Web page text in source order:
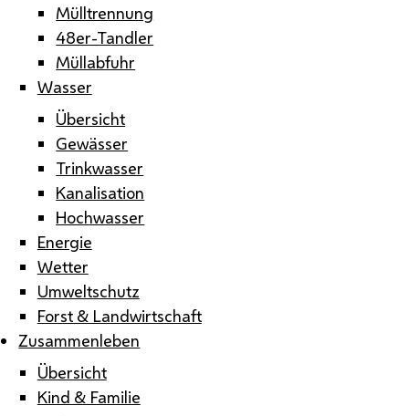
Mülltrennung
48er-Tandler
Müllabfuhr
Wasser
Übersicht
Gewässer
Trinkwasser
Kanalisation
Hochwasser
Energie
Wetter
Umweltschutz
Forst & Landwirtschaft
Zusammenleben
Übersicht
Kind & Familie